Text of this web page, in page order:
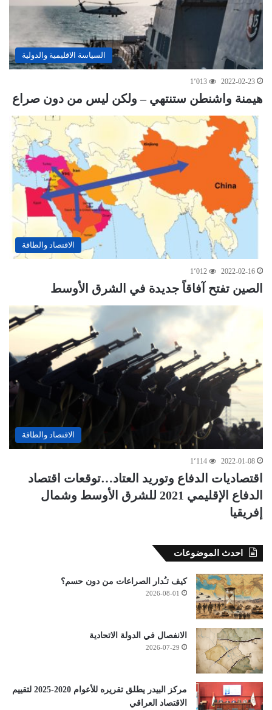
السياسة الاقليمية والدولية
2022-02-23 1٬013
هيمنة واشنطن ستنتهي – ولكن ليس من دون صراع
الاقتصاد والطاقة
2022-02-16 1٬012
الصين تفتح آفاقاً جديدة في الشرق الأوسط
الاقتصاد والطاقة
2022-01-08 1٬114
اقتصاديات الدفاع وتوريد العتاد…توقعات اقتصاد
الدفاع الإقليمي 2021 للشرق الأوسط وشمال
إفريقيا
احدث الموضوعات
كيف تـُدار الصراعات من دون حسم؟
2026-08-01
الانفصال في الدولة الاتحادية
2026-07-29
مركز البيدر يطلق تقريره للأعوام 2020-2025 لتقييم
الاقتصاد العراقي